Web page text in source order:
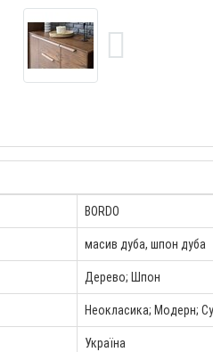
BORDO
масив дуба, шпон дуба
Дерево; Шпон
Неокласика; Модерн;
Україна